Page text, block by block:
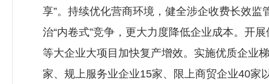
享”。持续优化营商环境，健全涉企收费长效监
治“内卷式”竞争，更大力度降低企业成本。开
等大企业大项目加快复产增效。实施优质企业
家、规上服务业企业15家、限上商贸企业40家